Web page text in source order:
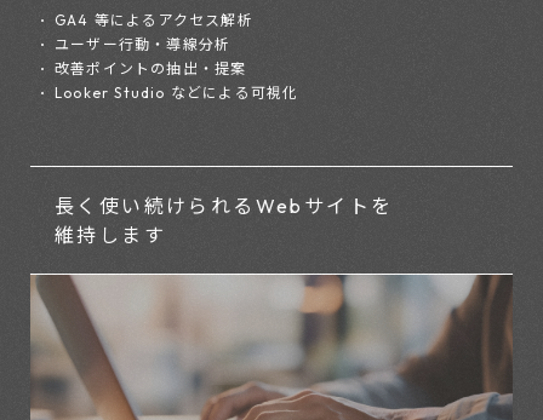
GA4 等によるアクセス解析
ユーザー行動・導線分析
改善ポイントの抽出・提案
Looker Studio などによる可視化
長く使い続けられる Webサイトを
維持します